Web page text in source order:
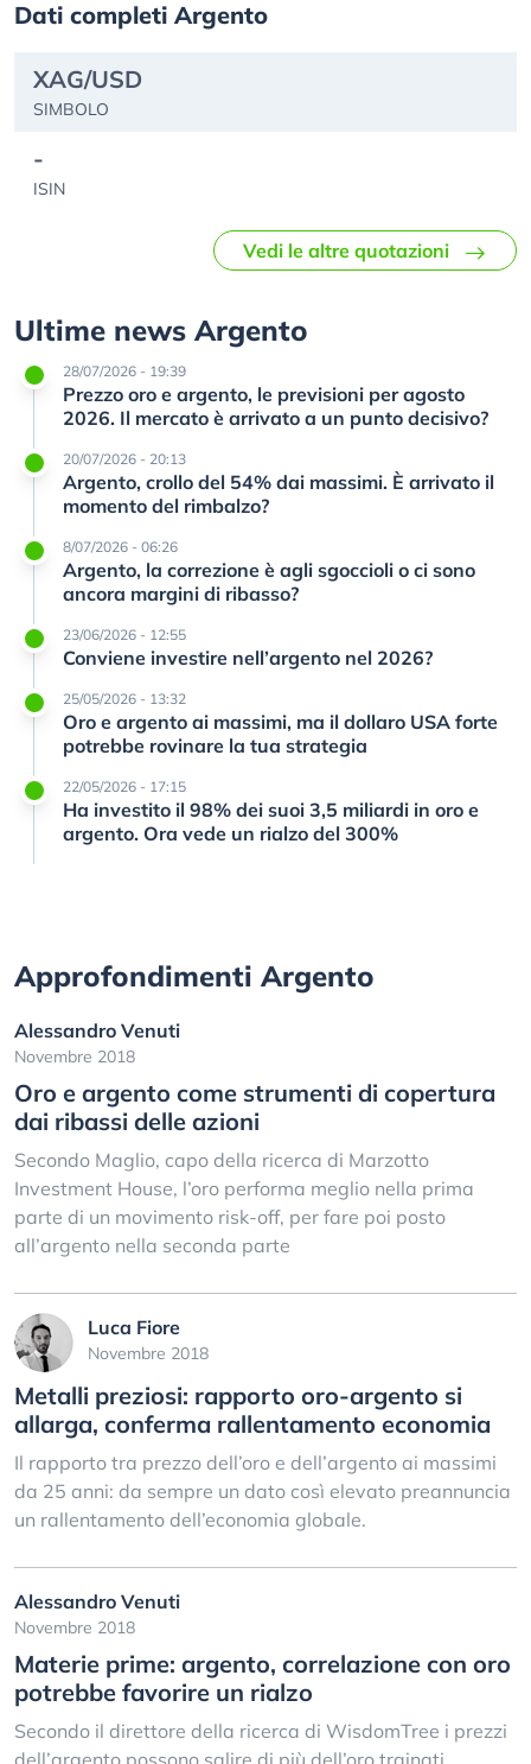
Dati completi Argento
XAG/USD
SIMBOLO
-
ISIN
Vedi le altre quotazioni
Ultime news Argento
28/07/2026 - 19:39
Prezzo oro e argento, le previsioni per agosto
2026. Il mercato è arrivato a un punto decisivo?
20/07/2026 - 20:13
Argento, crollo del 54% dai massimi. È arrivato il
momento del rimbalzo?
8/07/2026 - 06:26
Argento, la correzione è agli sgoccioli o ci sono
ancora margini di ribasso?
23/06/2026 - 12:55
Conviene investire nell’argento nel 2026?
25/05/2026 - 13:32
Oro e argento ai massimi, ma il dollaro USA forte
potrebbe rovinare la tua strategia
22/05/2026 - 17:15
Ha investito il 98% dei suoi 3,5 miliardi in oro e
argento. Ora vede un rialzo del 300%
Approfondimenti Argento
Alessandro Venuti
Novembre 2018
Oro e argento come strumenti di copertura
dai ribassi delle azioni
Secondo Maglio, capo della ricerca di Marzotto
Investment House, l’oro performa meglio nella prima
parte di un movimento risk-off, per fare poi posto
all’argento nella seconda parte
Luca Fiore
Novembre 2018
Metalli preziosi: rapporto oro-argento si
allarga, conferma rallentamento economia
Il rapporto tra prezzo dell’oro e dell’argento ai massimi
da 25 anni: da sempre un dato così elevato preannuncia
un rallentamento dell’economia globale.
Alessandro Venuti
Novembre 2018
Materie prime: argento, correlazione con oro
potrebbe favorire un rialzo
Secondo il direttore della ricerca di WisdomTree i prezzi
dell’argento possono salire di più dell’oro trainati